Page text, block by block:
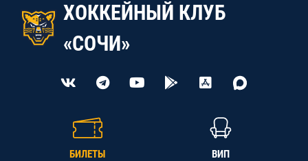
ХОККЕЙНЫЙ КЛУБ
«СОЧИ»
БИЛЕТЫ ВИП